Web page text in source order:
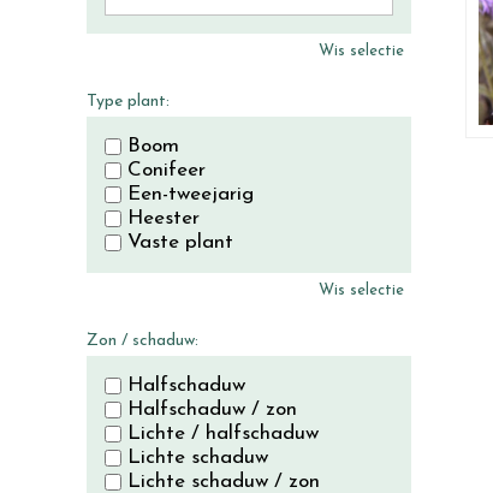
Wis selectie
Type plant:
Boom
Conifeer
Een-tweejarig
Heester
Vaste plant
Wis selectie
Zon / schaduw:
Halfschaduw
Halfschaduw / zon
Lichte / halfschaduw
Lichte schaduw
Lichte schaduw / zon